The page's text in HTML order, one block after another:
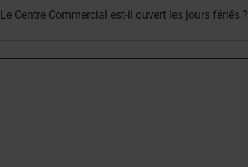
Le Centre Commercial est-il ouvert les jours fériés ?